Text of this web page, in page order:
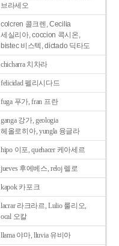
브라세오
colcren 콜크렌, Cecilia
세실리아, coccion 콕시온,
bistec 비스텍, dictado 딕타도
chicharra 치차라
felicidad 펠리시다드
fuga 푸가, fran 프란
ganga 강가, geologia
헤올로히아, yungla 융글라
hipo 이포, quehacer 케아세르
jueves 후에베스, reloj 렐로
kapok 카포크
lacrar 라크라르, Lulio 룰리오,
ocal 오칼
llama 야마, lluvia 유비아